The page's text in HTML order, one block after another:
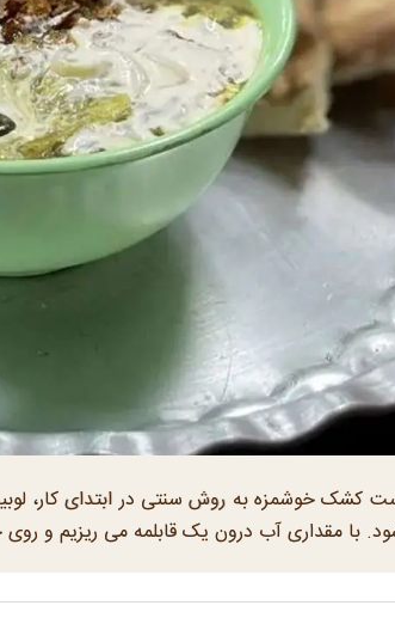
کشک خوشمزه به روش سنتی در ابتدای کار،
با مقداری آب درون یک قابلمه می ریزیم و روی